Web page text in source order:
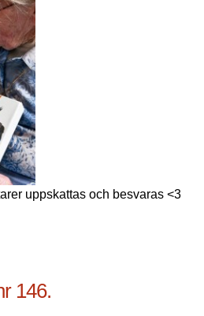
uppskattas och besvaras <3
146.